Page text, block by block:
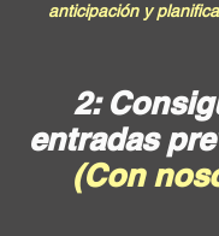
anticipación y
2:
entradas
(Con